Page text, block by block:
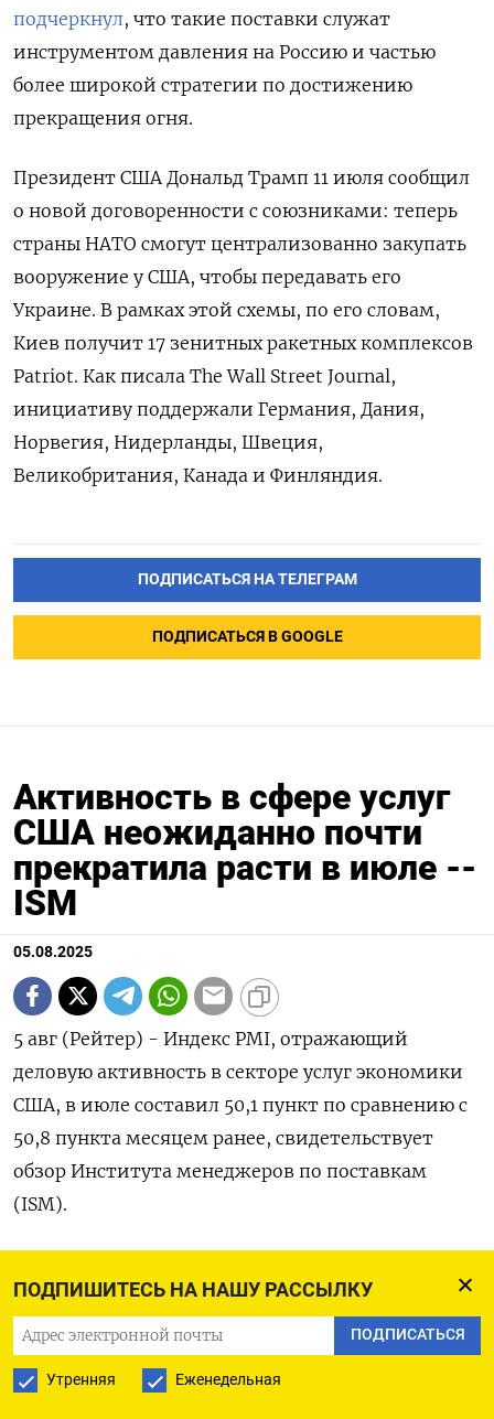
ПОДПИШИТЕСЬ НА НАШУ РАССЫЛКУ
ПОДПИСАТЬСЯ
Утренняя Еженедельная
подчеркнул, что такие поставки служат
инструментом давления на Россию и частью
более широкой стратегии по достижению
прекращения огня.
Президент США Дональд Трамп 11 июля сообщил
о новой договоренности с союзниками: теперь
страны НАТО смогут централизованно закупать
вооружение у США, чтобы передавать его
Украине. В рамках этой схемы, по его словам,
Киев получит 17 зенитных ракетных комплексов
Patriot. Как писала The Wall Street Journal,
инициативу поддержали Германия, Дания,
Норвегия, Нидерланды, Швеция,
Великобритания, Канада и Финляндия.
ПОДПИСАТЬСЯ НА ТЕЛЕГРАМ
ПОДПИСАТЬСЯ В GOOGLE
Активность в сфере услуг
США неожиданно почти
прекратила расти в июле --
ISM
05.08.2025
5 авг (Рейтер) - Индекс PMI, отражающий
деловую активность в секторе услуг экономики
США, в июле составил 50,1 пункт по сравнению с
50,8 пункта месяцем ранее, свидетельствует
обзор Института менеджеров по поставкам
(ISM).
Значение индекса выше 50 пунктов указывает на
рост активности, ниже - на спад. (Бюро Рейтер в
Гданьске)